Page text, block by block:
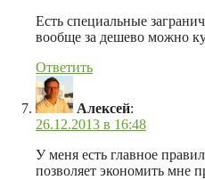
Есть специальные
вообще за дешево можно
Ответить
Алексей:
26.12.2013 в 16:48
У меня есть главное
позволяет экономить мне